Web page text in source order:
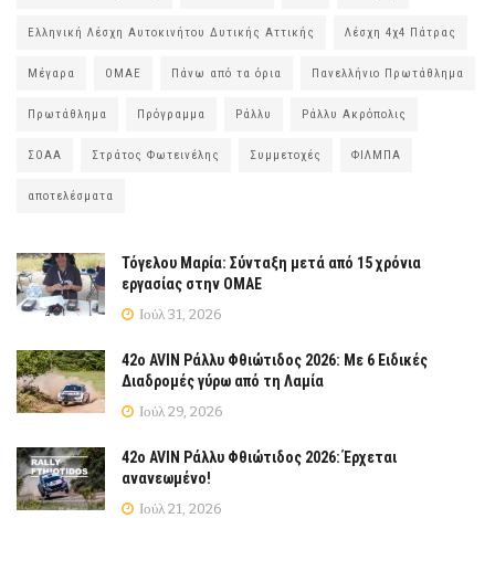
Ελληνική Λέσχη Αυτοκινήτου Δυτικής Αττικής Λέσχη 4χ4 Πάτρας
Μέγαρα ΟΜΑΕ Πάνω από τα όρια Πανελλήνιο Πρωτάθλημα
Πρωτάθλημα Πρόγραμμα Ράλλυ Ράλλυ Ακρόπολις
ΣΟΑΑ Στράτος Φωτεινέλης Συμμετοχές ΦΙΛΜΠΑ
αποτελέσματα
Τόγελου Μαρία: Σύνταξη μετά από 15 χρόνια
εργασίας στην ΟΜΑΕ
Ιούλ 31, 2026
42ο AVIN Ράλλυ Φθιώτιδος 2026: Με 6 Ειδικές
Διαδρομές γύρω από τη Λαμία
Ιούλ 29, 2026
42ο AVIN Ράλλυ Φθιώτιδος 2026: Έρχεται
ανανεωμένο!
Ιούλ 21, 2026